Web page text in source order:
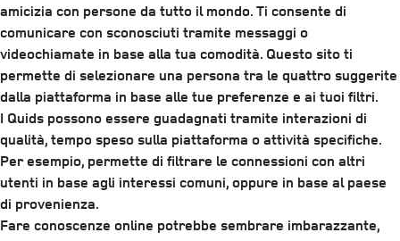
amicizia con persone da tutto il mondo. Ti consente di
comunicare con sconosciuti tramite messaggi o
videochiamate in base alla tua comodità. Questo sito ti
permette di selezionare una persona tra le quattro suggerite
dalla piattaforma in base alle tue preferenze e ai tuoi filtri.
I Quids possono essere guadagnati tramite interazioni di
qualità, tempo speso sulla piattaforma o attività specifiche.
Per esempio, permette di filtrare le connessioni con altri
utenti in base agli interessi comuni, oppure in base al paese
di provenienza.
Fare conoscenze online potrebbe sembrare imbarazzante,